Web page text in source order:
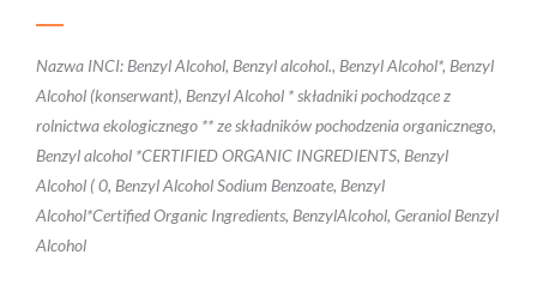
Nazwa INCI: Benzyl Alcohol, Benzyl alcohol., Benzyl Alcohol*, Benzyl
Alcohol (konserwant), Benzyl Alcohol * składniki pochodzące z
rolnictwa ekologicznego ** ze składników pochodzenia organicznego,
Benzyl alcohol *CERTIFIED ORGANIC INGREDIENTS, Benzyl
Alcohol ( 0, Benzyl Alcohol Sodium Benzoate, Benzyl
Alcohol*Certified Organic Ingredients, BenzylAlcohol, Geraniol Benzyl
Alcohol